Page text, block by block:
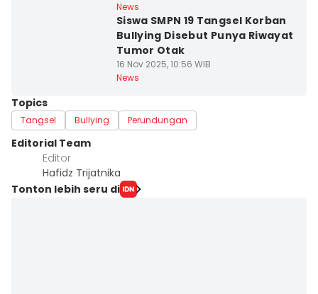
News
Siswa SMPN 19 Tangsel Korban
Bullying Disebut Punya Riwayat
Tumor Otak
16 Nov 2025, 10:56 WIB
News
Topics
Tangsel Bullying Perundungan
Editorial Team
Editor
Hafidz Trijatnika
Tonton lebih seru di